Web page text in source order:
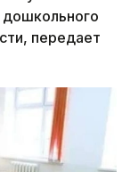
дошкольного
передает